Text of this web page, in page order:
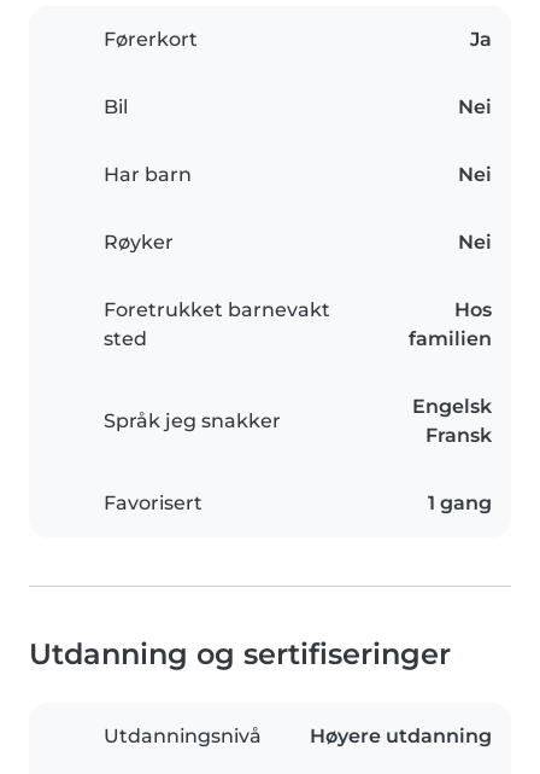
Førerkort Ja
Bil Nei
Har barn Nei
Røyker Nei
Foretrukket barnevakt
sted
Hos
familien
Språk jeg snakker
Engelsk
Fransk
Favorisert 1 gang
Utdanning og sertifiseringer
Utdanningsnivå Høyere utdanning